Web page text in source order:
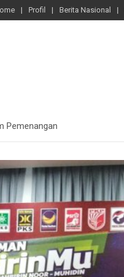
Profil Berita Nasional
Pemenangan